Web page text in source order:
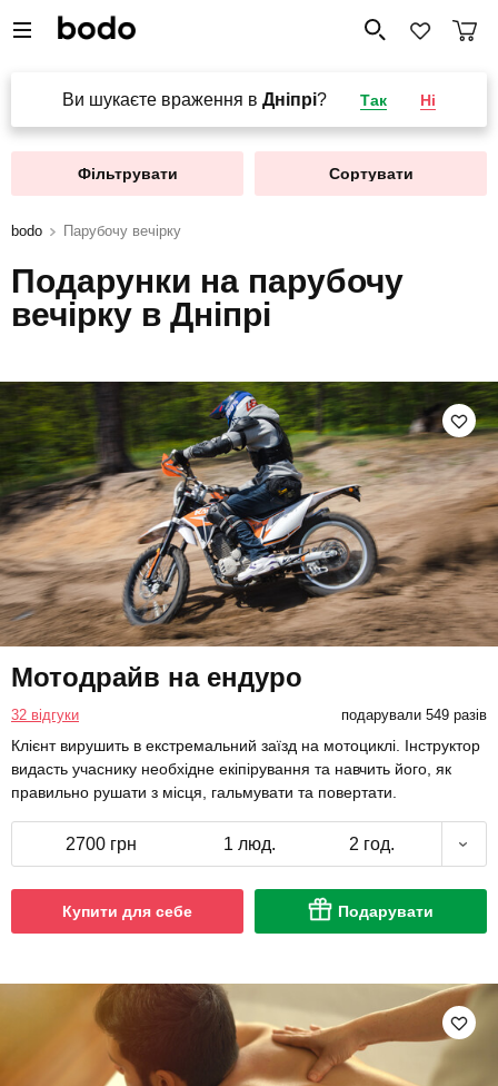
Ви шукаєте враження в Дніпрі? Так Ні
Фільтрувати Сортувати
bodo Парубочу вечірку
Подарунки на парубочу
вечірку в Дніпрі
Мотодрайв на ендуро
32 відгуки подарували 549 разів
Клієнт вирушить в екстремальний заїзд на мотоциклі. Інструктор
видасть учаснику необхідне екіпірування та навчить його, як
правильно рушати з місця, гальмувати та повертати.
2700 грн 1 люд. 2 год.
Купити для себе Подарувати